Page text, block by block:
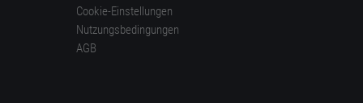
Cookie-Einstellungen
Nutzungsbedingungen
AGB